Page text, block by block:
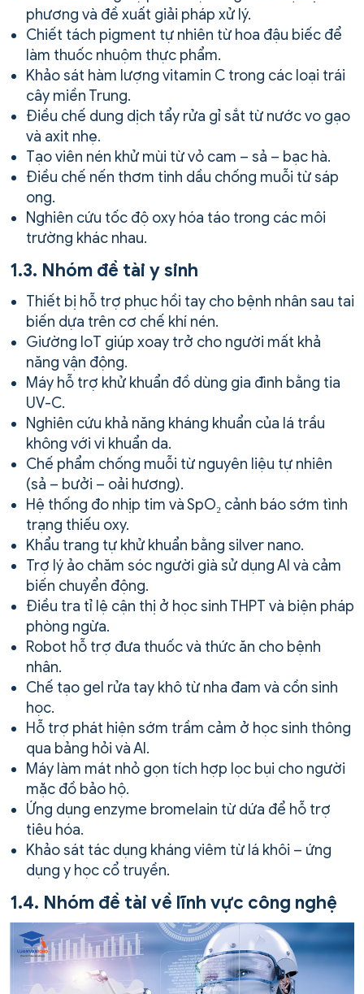
phương và đề xuất giải pháp xử lý.
Chiết tách pigment tự nhiên từ hoa đậu biếc để
làm thuốc nhuộm thực phẩm.
Khảo sát hàm lượng vitamin C trong các loại trái
cây miền Trung.
Điều chế dung dịch tẩy rửa gỉ sắt từ nước vo gạo
và axit nhẹ.
Tạo viên nén khử mùi từ vỏ cam – sả – bạc hà.
Điều chế nến thơm tinh dầu chống muỗi từ sáp
ong.
Nghiên cứu tốc độ oxy hóa táo trong các môi
trường khác nhau.
1.3. Nhóm đề tài y sinh
Thiết bị hỗ trợ phục hồi tay cho bệnh nhân sau tai
biến dựa trên cơ chế khí nén.
Giường IoT giúp xoay trở cho người mất khả
năng vận động.
Máy hỗ trợ khử khuẩn đồ dùng gia đình bằng tia
UV-C.
Nghiên cứu khả năng kháng khuẩn của lá trầu
không với vi khuẩn da.
Chế phẩm chống muỗi từ nguyên liệu tự nhiên
(sả – bưởi – oải hương).
Hệ thống đo nhịp tim và SpO₂ cảnh báo sớm tình
trạng thiếu oxy.
Khẩu trang tự khử khuẩn bằng silver nano.
Trợ lý ảo chăm sóc người già sử dụng AI và cảm
biến chuyển động.
Điều tra tỉ lệ cận thị ở học sinh THPT và biện pháp
phòng ngừa.
Robot hỗ trợ đưa thuốc và thức ăn cho bệnh
nhân.
Chế tạo gel rửa tay khô từ nha đam và cồn sinh
học.
Hỗ trợ phát hiện sớm trầm cảm ở học sinh thông
qua bảng hỏi và AI.
Máy làm mát nhỏ gọn tích hợp lọc bụi cho người
mặc đồ bảo hộ.
Ứng dụng enzyme bromelain từ dứa để hỗ trợ
tiêu hóa.
Khảo sát tác dụng kháng viêm từ lá khôi – ứng
dụng y học cổ truyền.
1.4. Nhóm đề tài về lĩnh vực công nghệ